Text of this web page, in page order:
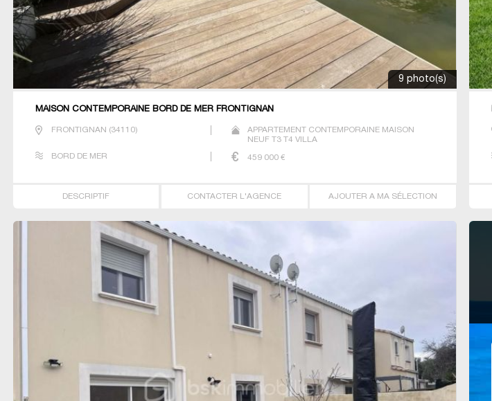
9 photo(s)
MAISON CONTEMPORAINE BORD DE MER FRONTIGNAN
FRONTIGNAN (34110)
APPARTEMENT CONTEMPORAINE MAISON
NEUF T3 T4 VILLA
BORD DE MER 459 000€
DESCRIPTIF CONTACTER L'AGENCE AJOUTER A MA SÉLECTION